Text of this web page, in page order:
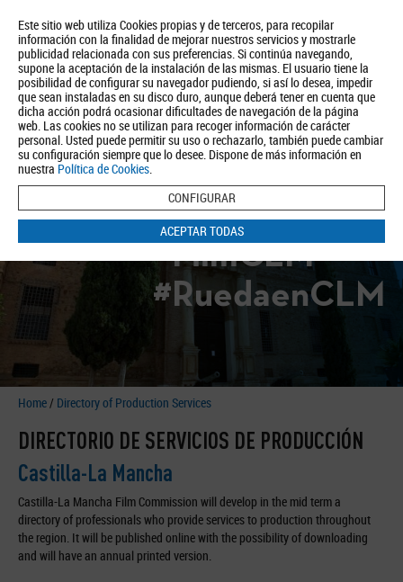
Este sitio web utiliza Cookies propias y de terceros, para recopilar
información con la finalidad de mejorar nuestros servicios y mostrarle
publicidad relacionada con sus preferencias. Si continúa navegando,
supone la aceptación de la instalación de las mismas. El usuario tiene la
posibilidad de configurar su navegador pudiendo, si así lo desea, impedir
que sean instaladas en su disco duro, aunque deberá tener en cuenta que
dicha acción podrá ocasionar dificultades de navegación de la página
web. Las cookies no se utilizan para recoger información de carácter
personal. Usted puede permitir su uso o rechazarlo, también puede cambiar
su configuración siempre que lo desee. Dispone de más información en
nuestra Política de Cookies.
CONFIGURAR
ACEPTAR TODAS
About us Tourism Política de Privacidad Aviso Legal Política de Cookies
BUSCAR
#FilmCLM
#RuedaenCLM
Home/ Directory of Production Services
DIRECTORIO DE SERVICIOS DE PRODUCCIÓN
Castilla-La Mancha
Castilla-La Mancha Film Commission will develop in the mid term a
directory of professionals who provide services to production throughout
the region. It will be published online with the possibility of downloading
and will have an annual printed version.